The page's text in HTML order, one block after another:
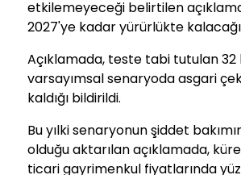
etkilemeyeceği belirtilen
2027'ye kadar yürürlükte kalacağı
Açıklamada, teste tabi tutulan 32
varsayımsal senaryoda asgari
kaldığı bildirildi.
Bu yılki senaryonun şiddet
olduğu aktarılan açıklamada,
ticari gayrimenkul fiyatlarında